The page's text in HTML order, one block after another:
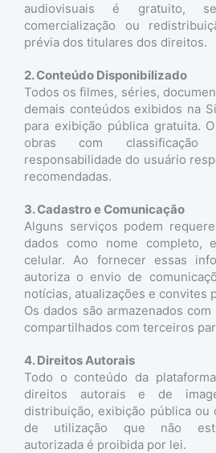
audiovisuais é gratuito,
comercialização ou
prévia dos titulares dos direitos.
2. Conteúdo Disponibilizado
Todos os filmes, séries,
demais conteúdos exibidos na
para exibição pública gratuita.
obras com classificação
responsabilidade do usuário
recomendadas.
3. Cadastro e Comunicação
Alguns serviços podem
dados como nome completo,
celular. Ao fornecer essas
autoriza o envio de
notícias, atualizações e convites
Os dados são armazenados
compartilhados com terceiros
4. Direitos Autorais
Todo o conteúdo da
direitos autorais e de
distribuição, exibição pública ou
de utilização que não
autorizada é proibida por lei.